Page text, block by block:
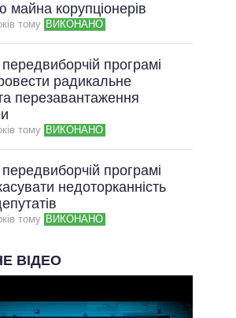
майна корупціонерів
тому ВИКОНАНО
програмі
радикальне
перезавантаження
тому ВИКОНАНО
програмі
недоторканність
тому ВИКОНАНО
ВІДЕО